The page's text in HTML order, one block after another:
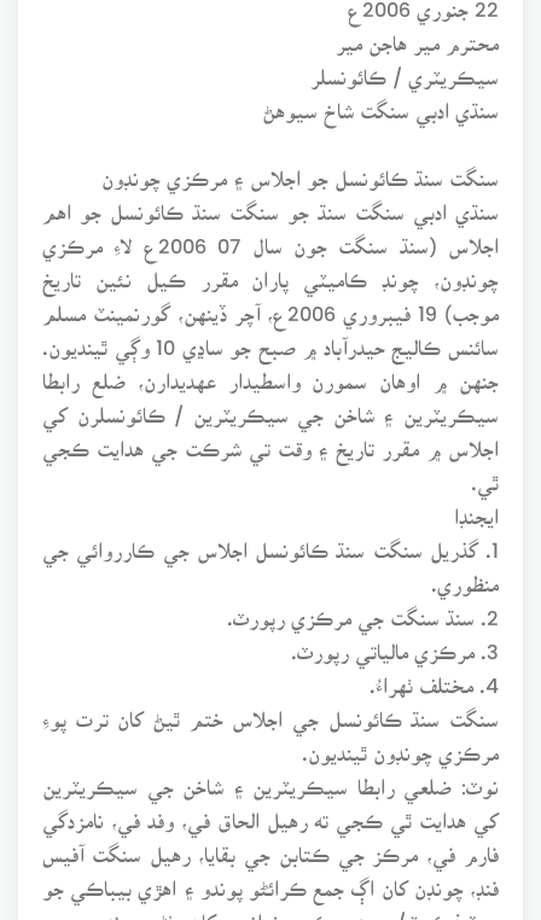
محترم مير هاجن مير
سيڪريٽري / ڪائونسلر
سنڌي ادبي سنگت شاخ سيوهڻ
سنگت سنڌ ڪائونسل جو اجلاس ۽ مرڪزي چونڊون
سنڌي ادبي سنگت سنڌ جو سنگت سنڌ ڪائونسل جو اهم
اجلاس (سنڌ سنگت جون سال 07 2006ع لاءِ مرڪزي
چونڊون، چونڊ ڪاميٽي پاران مقرر ڪيل نئين تاريخ
موجب) 19 فيبروري 2006ع، آچر ڏينهن، گورنمينٽ مسلم
سائنس ڪاليج حيدرآباد ۾ صبح جو ساڍي 10 وڳي ٿينديون.
جنهن ۾ اوهان سمورن واسطيدار عهديدارن، ضلع رابطا
سيڪريٽرين ۽ شاخن جي سيڪريٽرين / ڪائونسلرن کي
اجلاس ۾ مقرر تاريخ ۽ وقت تي شرڪت جي هدايت ڪجي
ايجنڊا
1. گذريل سنگت سنڌ ڪائونسل اجلاس جي ڪارروائي جي
منظوري.
سنگت سنڌ ڪائونسل جي اجلاس ختم ٿيڻ کان ترت پوءِ
نوٽ: ضلعي رابطا سيڪريٽرين ۽ شاخن جي سيڪريٽرين
کي هدايت ٿي ڪجي ته رهيل الحاق في، وفد في، نامزدگي
فارم في، مرڪز جي ڪتابن جي بقايا، رهيل سنگت آفيس
فنڊ، چونڊن کان اڳ جمع ڪرائڻو پوندو ۽ اهڙي بيباڪي جو
سرٽيفڪيٽ/رسيد مرڪزي خزانچي کان وٺڻي پوندي.